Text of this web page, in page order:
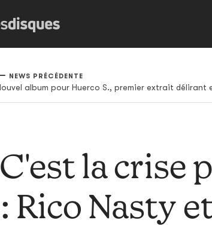
NEWS PRÉCÉDENTE
C'est la crise
: Rico Nasty